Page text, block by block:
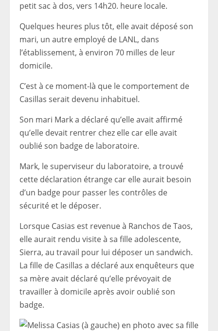
petit sac à dos, vers 14h20. heure locale.
Quelques heures plus tôt, elle avait déposé son
mari, un autre employé de LANL, dans
l’établissement, à environ 70 milles de leur
domicile.
C’est à ce moment-là que le comportement de
Casillas serait devenu inhabituel.
Son mari Mark a déclaré qu’elle avait affirmé
qu’elle devait rentrer chez elle car elle avait
oublié son badge de laboratoire.
Mark, le superviseur du laboratoire, a trouvé
cette déclaration étrange car elle aurait besoin
d’un badge pour passer les contrôles de
sécurité et le déposer.
Lorsque Casias est revenue à Ranchos de Taos,
elle aurait rendu visite à sa fille adolescente,
Sierra, au travail pour lui déposer un sandwich.
La fille de Casillas a déclaré aux enquêteurs que
sa mère avait déclaré qu’elle prévoyait de
travailler à domicile après avoir oublié son
badge.